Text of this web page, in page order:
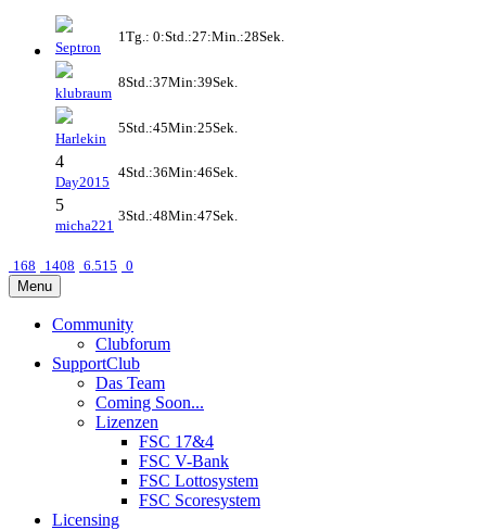
Septron
1Tg.: 0:Std.:27:Min.:28Sek.
klubraum
8Std.:37Min:39Sek.
Harlekin
5Std.:45Min:25Sek.
4
Day2015
4Std.:36Min:46Sek.
5
micha221
3Std.:48Min:47Sek.
168 1408 6.515 0
Menu
Community
Clubforum
SupportClub
Das Team
Coming Soon...
Lizenzen
FSC 17&4
FSC V-Bank
FSC Lottosystem
FSC Scoresystem
Licensing